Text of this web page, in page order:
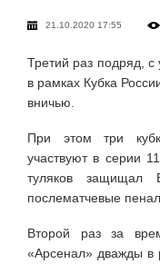
21.10.2020 17:55
Третий раз подряд,
в рамках Кубка
вничью.
При этом три
участвуют в серии
туляков защищал
послематчевые
Второй раз за
«Арсенал» дважды в